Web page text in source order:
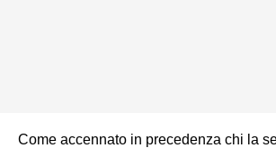
Come accennato in precedenza chi la